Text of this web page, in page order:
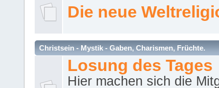
Die neue
Christsein - Mystik - Gaben, Charismen, Früchte.
Losung des Tages
Hier machen sich die